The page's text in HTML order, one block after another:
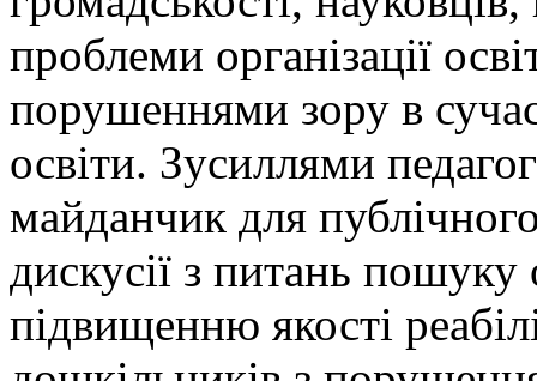
проблеми організації
порушеннями зору в
освіти. Зусиллями
майданчик для
дискусії з питань
підвищенню якості